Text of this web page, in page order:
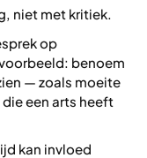
niet met kritiek.
op
benoem
— zoals moeite
een arts heeft
kan invloed